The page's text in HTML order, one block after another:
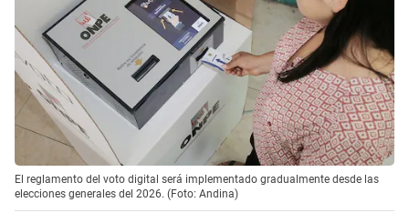
El reglamento del voto digital será implementado gradualmente desde las
elecciones generales del 2026. (Foto: Andina)